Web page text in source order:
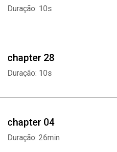
Duração: 10s
chapter 28
Duração: 10s
chapter 04
Duração: 26min